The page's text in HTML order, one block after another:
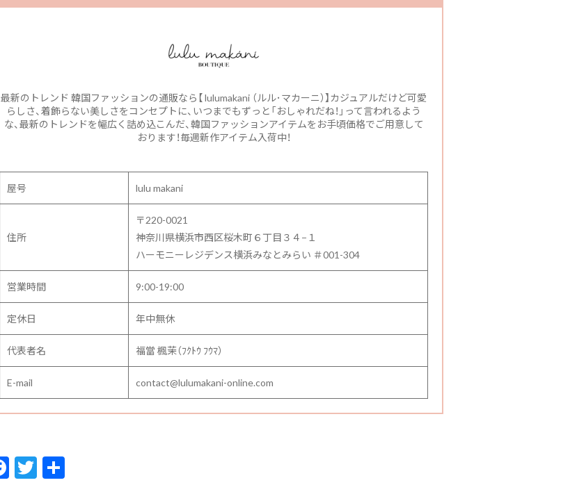
最新のトレンド 韓国ファッションの通販なら【 lulumakani （ルル･マカーニ）】カジュアルだけど可愛
らしさ、着飾らない美しさをコンセプトに、いつまでもずっと「おしゃれだね！」って言われるよう
な、最新のトレンドを幅広く詰め込こんだ、韓国ファッションアイテムをお手頃価格でご用意して
おります！毎週新作アイテム入荷中！
屋号 lulu makani
住所
〒220-0021
神奈川県横浜市西区桜木町６丁目３４−１
ハーモニーレジデンス横浜みなとみらい ＃001-304
営業時間 9:00-19:00
定休日 年中無休
代表者名 福當 楓茉（ﾌｸﾄｳ ﾌｳﾏ）
E-mail contact@lulumakani-online.com
F T